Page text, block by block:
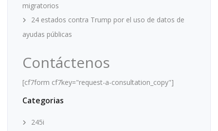
migratorios
24 estados contra Trump por el uso de datos de
ayudas públicas
Contáctenos
[cf7form cf7key="request-a-consultation_copy"]
Categorias
245i